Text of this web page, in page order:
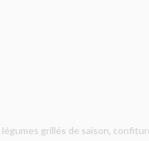
grillés de saison,